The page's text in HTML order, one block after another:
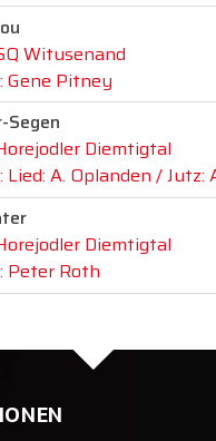
Witusenand
Gene Pitney
Diemtigtal
A. Oplanden / Jutz:
Diemtigtal
Peter Roth